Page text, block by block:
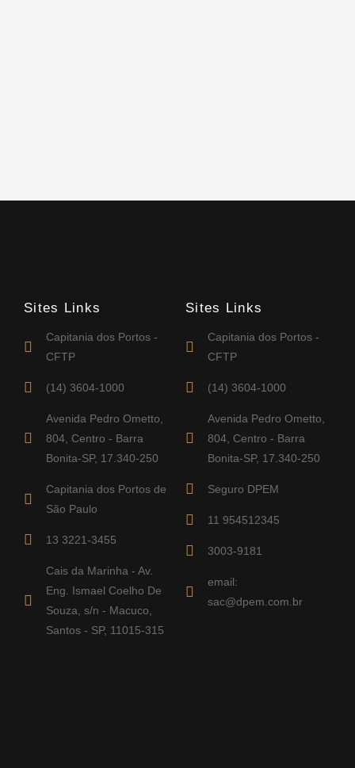
Sites Links
Capitania dos Portos -
CFTP
(14) 3604-1000
Avenida Pedro Ometto,
804, Centro - Barra
Bonita-SP, 17.340-250
Capitania dos Portos de
São Paulo
13 3221-3455
Cais da Marinha - Av.
Eng. Ismael Coelho De
Souza, s/n - Macuco,
Santos - SP, 11015-315
Sites Links
Capitania dos Portos -
CFTP
(14) 3604-1000
Avenida Pedro Ometto,
804, Centro - Barra
Bonita-SP, 17.340-250
Seguro DPEM
11 954512345
3003-9181
email:
sac@dpem.com.br